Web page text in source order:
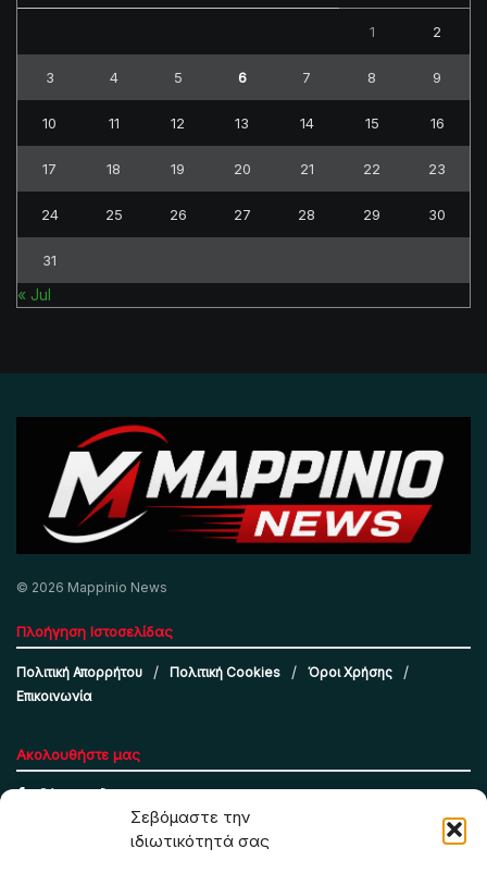
Σεβόμαστε την
ιδιωτικότητά σας
1 2
3 4 5 6 7 8 9
10 11 12 13 14 15 16
17 18 19 20 21 22 23
24 25 26 27 28 29 30
31
« Jul
© 2026 Mappinio News
Πλοήγηση Ιστοσελίδας
Πολιτική Απορρήτου Πολιτική Cookies
Όροι Χρήσης
Επικοινωνία
Ακολουθήστε μας